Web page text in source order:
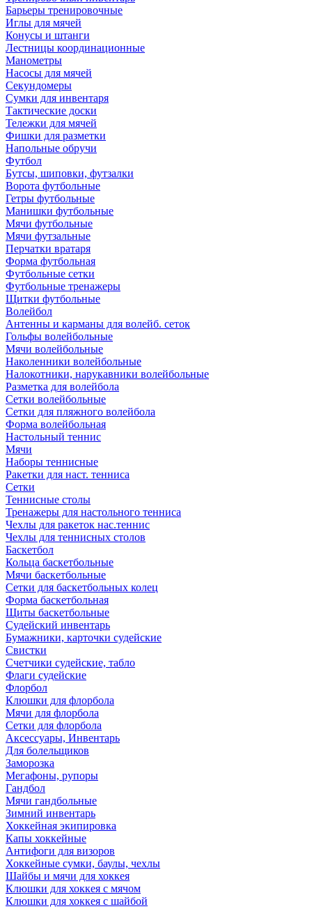
Барьеры тренировочные
Иглы для мячей
Конусы и штанги
Лестницы координационные
Манометры
Насосы для мячей
Секундомеры
Сумки для инвентаря
Тактические доски
Тележки для мячей
Фишки для разметки
Напольные обручи
Футбол
Бутсы, шиповки, футзалки
Ворота футбольные
Гетры футбольные
Манишки футбольные
Мячи футбольные
Мячи футзальные
Перчатки вратаря
Форма футбольная
Футбольные сетки
Футбольные тренажеры
Щитки футбольные
Волейбол
Антенны и карманы для волейб. сеток
Гольфы волейбольные
Мячи волейбольные
Наколенники волейбольные
Налокотники, нарукавники волейбольные
Разметка для волейбола
Сетки волейбольные
Сетки для пляжного волейбола
Форма волейбольная
Настольный теннис
Мячи
Наборы теннисные
Ракетки для наст. тенниса
Сетки
Теннисные столы
Тренажеры для настольного тенниса
Чехлы для ракеток нас.теннис
Чехлы для теннисных столов
Баскетбол
Кольца баскетбольные
Мячи баскетбольные
Сетки для баскетбольных колец
Форма баскетбольная
Щиты баскетбольные
Судейский инвентарь
Бумажники, карточки судейские
Свистки
Счетчики судейские, табло
Флаги судейские
Флорбол
Клюшки для флорбола
Мячи для флорбола
Сетки для флорбола
Аксессуары, Инвентарь
Для болельщиков
Заморозка
Мегафоны, рупоры
Гандбол
Мячи гандбольные
Зимний инвентарь
Хоккейная экипировка
Капы хоккейные
Антифоги для визоров
Хоккейные сумки, баулы, чехлы
Шайбы и мячи для хоккея
Клюшки для хоккея с мячом
Клюшки для хоккея с шайбой